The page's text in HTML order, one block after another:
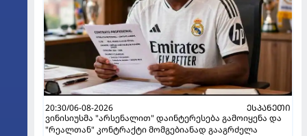
20:30/06-08-2026
ᲔᲡᲞᲐᲜᲔᲗᲘ
ვინისიუსმა "არსენალით" დაინტერესება გამოიყენა და
"რეალთან" კონტრაქტი მომგებიანად გააგრძელა